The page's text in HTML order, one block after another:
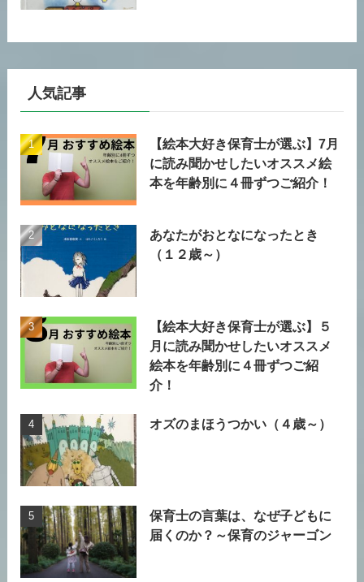
人気記事
【絵本大好き保育士が選ぶ】7月
に読み聞かせしたいオススメ絵
本を年齢別に４冊ずつご紹介！
あなたがおとなになったとき
（１２歳～）
【絵本大好き保育士が選ぶ】５
月に読み聞かせしたいオススメ
絵本を年齢別に４冊ずつご紹
介！
オズのまほうつかい（４歳～）
保育士の言葉は、なぜ子どもに
届くのか？～保育のジャーゴン